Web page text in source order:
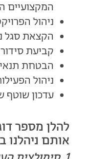
המקצועיים
ניהול
הקצאת סגל
קביעת
הבטחת תנאי
ניהול
עדכון שוטף
להלן מספר
אותם ניהלנו